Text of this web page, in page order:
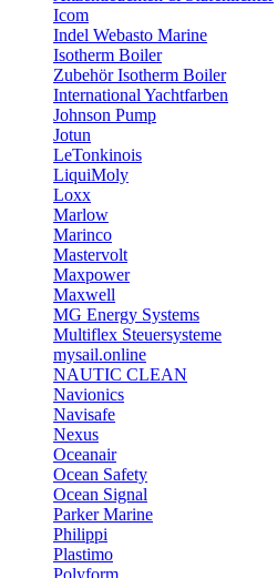
Icom
Indel Webasto Marine
Isotherm Boiler
Zubehör Isotherm Boiler
International Yachtfarben
Johnson Pump
Jotun
LeTonkinois
LiquiMoly
Loxx
Marlow
Marinco
Mastervolt
Maxpower
Maxwell
MG Energy Systems
Multiflex Steuersysteme
mysail.online
NAUTIC CLEAN
Navionics
Navisafe
Nexus
Oceanair
Ocean Safety
Ocean Signal
Parker Marine
Philippi
Plastimo
Polyform